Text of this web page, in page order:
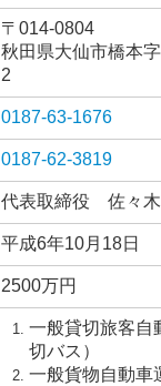
〒014-0804
秋田県大仙市橋本
2
0187-63-1676
0187-62-3819
代表取締役 佐々木
平成6年10月18日
2500万円
一般貸切旅客自
切バス）
一般貨物自動車